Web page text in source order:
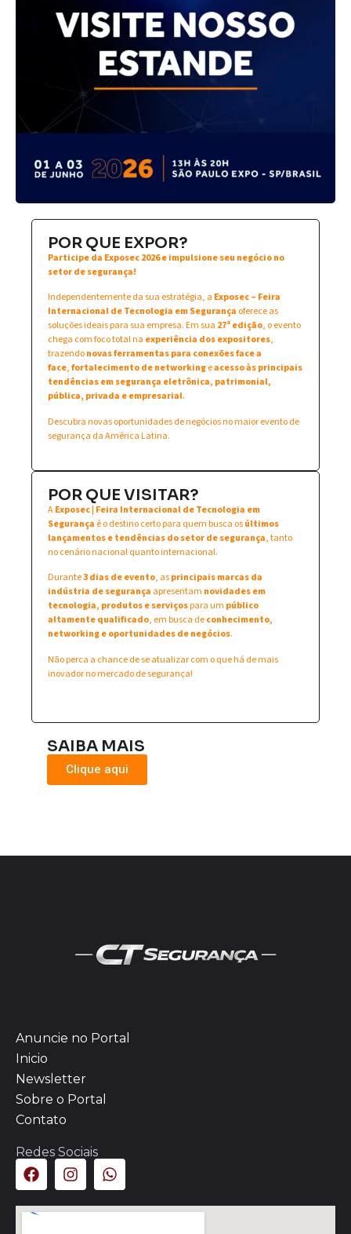
POR QUE EXPOR?
Participe da Exposec 2026 e impulsione seu negócio no
setor de segurança!
Independentemente da sua estratégia, a Exposec – Feira
Internacional de Tecnologia em Segurança oferece as
soluções ideais para sua empresa. Em sua 27ª edição, o evento
chega com foco total na experiência dos expositores,
trazendonovas ferramentas para conexões face a
face,fortalecimento de networkingeacesso às principais
tendências em segurança eletrônica, patrimonial,
pública, privada e empresarial.
Descubra novas oportunidades de negócios no maior evento de
segurança da América Latina.
POR QUE VISITAR?
AExposec | Feira Internacional de Tecnologia em
Segurança é o destino certo para quem busca osúltimos
lançamentos e tendências do setor de segurança, tanto
no cenário nacional quanto internacional.
Durante3 dias de evento, asprincipais marcas da
indústria de segurança apresentam novidades em
tecnologia, produtos e serviçospara um público
altamente qualificado, em busca deconhecimento,
networking e oportunidades de negócios.
Não perca a chance de se atualizar com o que há de mais
inovador no mercado de segurança!
SAIBA MAIS
Clique aqui
Anuncie no Portal
Inicio
Newsletter
Sobre o Portal
Contato
Redes Sociais